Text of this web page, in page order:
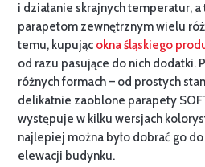
i działanie skrajnych temperatur,
parapetom zewnętrznym wielu
temu, kupując okna śląskiego
od razu pasujące do nich dodatki.
różnych formach – od prostych
delikatnie zaoblone parapety
występuje w kilku wersjach
najlepiej można było dobrać go
elewacji budynku.